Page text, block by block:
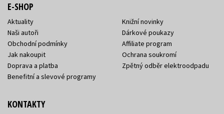
E-SHOP
Aktuality
Naši autoři
Obchodní podmínky
Jak nakoupit
Doprava a platba
Benefitní a slevové programy
Knižní novinky
Dárkové poukazy
Affiliate program
Ochrana soukromí
Zpětný odběr elektroodpadu
KONTAKTY